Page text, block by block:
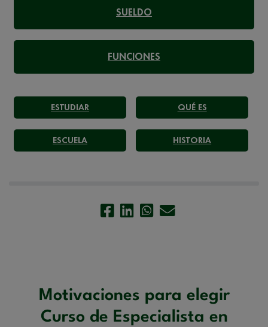
SUELDO
FUNCIONES
ESTUDIAR QUÉ ES
ESCUELA HISTORIA
Motivaciones para elegir
Curso de Especialista en